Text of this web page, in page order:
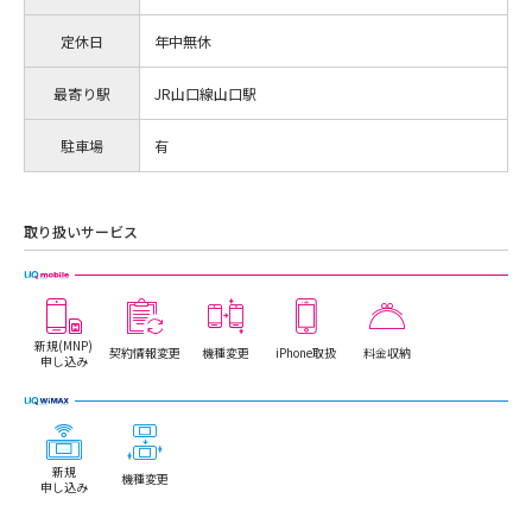
定休日 年中無休
最寄り駅 JR山口線山口駅
駐車場 有
取り扱いサービス
新規(MNP)
申し込み
契約情報変更 機種変更 iPhone取扱 料金収納
新規
申し込み
機種変更